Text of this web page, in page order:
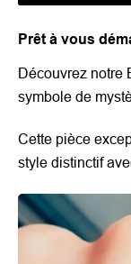
Prêt à vous
Découvrez notre
symbole de
Cette pièce
style distinctif